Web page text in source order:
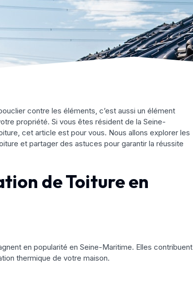
contre les éléments, c’est aussi un élément
propriété. Si vous êtes résident de la Seine-
cet article est pour vous. Nous allons explorer les
et partager des astuces pour garantir la réussite
de Toiture en
en popularité en Seine-Maritime. Elles contribuent
thermique de votre maison.